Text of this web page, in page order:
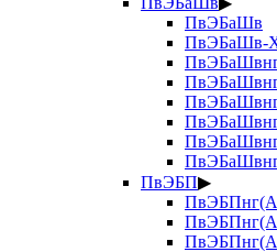
ПвЭБаШв
ПвЭБаШв-
ПвЭБП▶